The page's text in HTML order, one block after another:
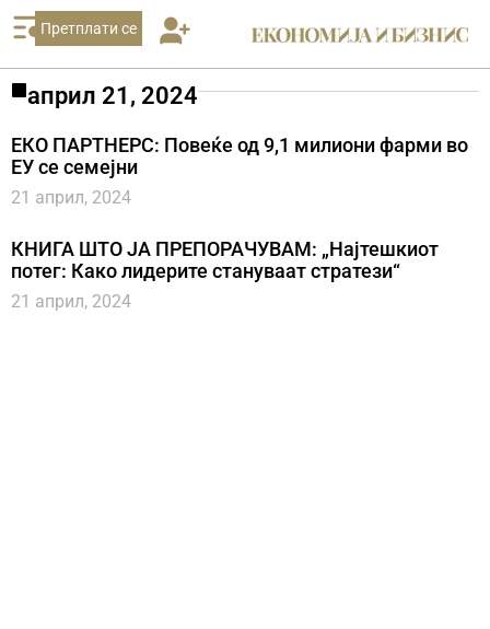
Претплати се
април 21, 2024
EКО ПАРТНЕРС: Повеќе од 9,1 милиони фарми во
ЕУ се семејни
21 април, 2024
КНИГА ШТО ЈА ПРЕПОРАЧУВАМ: „Најтешкиот
потег: Како лидерите стануваат стратези“
21 април, 2024